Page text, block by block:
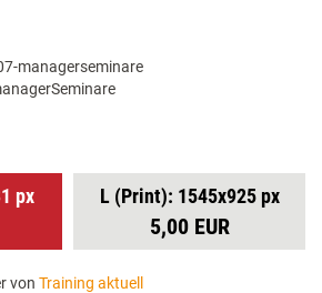
managerseminare
px L (Print): 1545x925 px
5,00 EUR
von Training aktuell